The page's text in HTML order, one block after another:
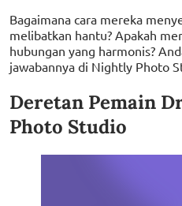
Bagaimana cara mereka
melibatkan hantu? Apakah
hubungan yang harmonis?
jawabannya di Nightly Photo
Deretan Pemain
Photo Studio